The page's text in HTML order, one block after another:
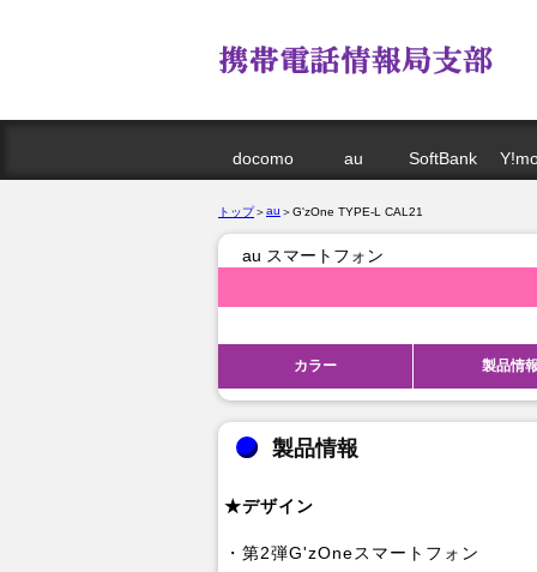
docomo au SoftBank
トップ＞au ＞G'zOne TYPE-L CAL21
au スマートフォン
カラー 製品情
製品情報
★デザイン
・第2弾G'zOneスマートフォン